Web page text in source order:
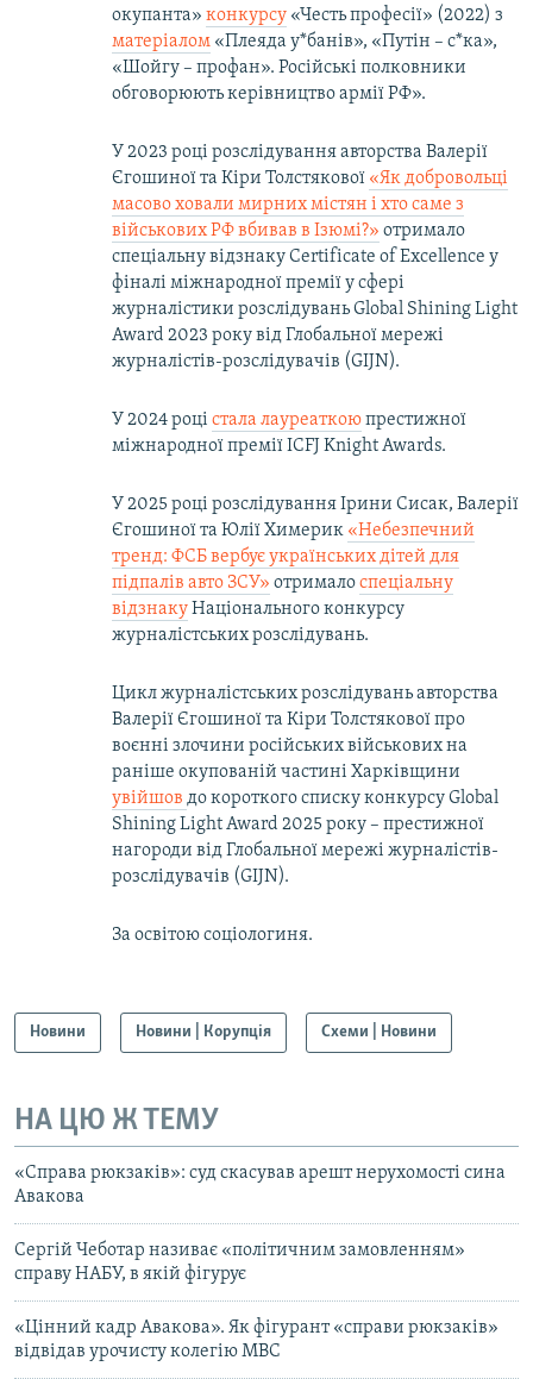
окупанта» конкурсу «Честь професії» (2022) з
матеріалом «Плеяда у*банів», «Путін – с*ка»,
«Шойгу – профан». Російські полковники
обговорюють керівництво армії РФ».
У 2023 році розслідування авторства Валерії
Єгошиної та Кіри Толстякової «Як добровольці
масово ховали мирних містян і хто саме з
військових РФ вбивав в Ізюмі?» отримало
спеціальну відзнаку Certificate of Exсellence у
фіналі міжнародної премії у сфері
журналістики розслідувань Global Shining Light
Award 2023 року від Глобальної мережі
журналістів-розслідувачів (GIJN).
У 2024 році стала лауреаткоюпрестижної
міжнародної премії ICFJ Knight Awards.
У 2025 році розслідування Ірини Сисак, Валерії
Єгошиної та Юлії Химерик «Небезпечний
тренд: ФСБ вербує українських дітей для
підпалів авто ЗСУ» отрималоспеціальну
відзнакуНаціонального конкурсу
журналістських розслідувань.
Цикл журналістських розслідувань авторства
Валерії Єгошиної та Кіри Толстякової про
воєнні злочини російських військових на
раніше окупованій частині Харківщини
увійшов до короткого списку конкурсу Global
Shining Light Award 2025 року – престижної
нагороди від Глобальної мережі журналістів-
розслідувачів (GIJN).
За освітою соціологиня.
Новини Новини | Корупція Схеми | Новини
НА ЦЮ Ж ТЕМУ
«Справа рюкзаків»: суд скасував арешт нерухомості сина
Авакова
Сергій Чеботар називає «політичним замовленням»
справу НАБУ, в якій фігурує
«Цінний кадр Авакова». Як фігурант «справи рюкзаків»
відвідав урочисту колегію МВС